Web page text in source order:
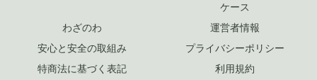
ケース
わざのわ
運営者情報
安心と安全の取組み
プライバシーポリシー
特商法に基づく表記
利用規約